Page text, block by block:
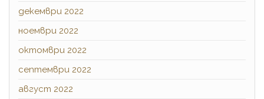
декември 2022
ноември 2022
октомври 2022
септември 2022
август 2022